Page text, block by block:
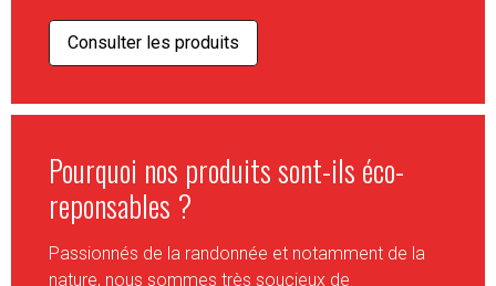
Consulter les produits
Pourquoi nos produits sont-ils éco-
reponsables ?
Passionnés de la randonnée et notamment de la
nature, nous sommes très soucieux de